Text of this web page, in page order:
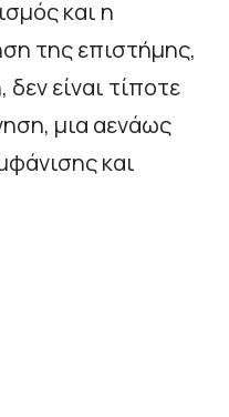
και η
της επιστήμης,
είναι τίποτε
μια αενάως
και